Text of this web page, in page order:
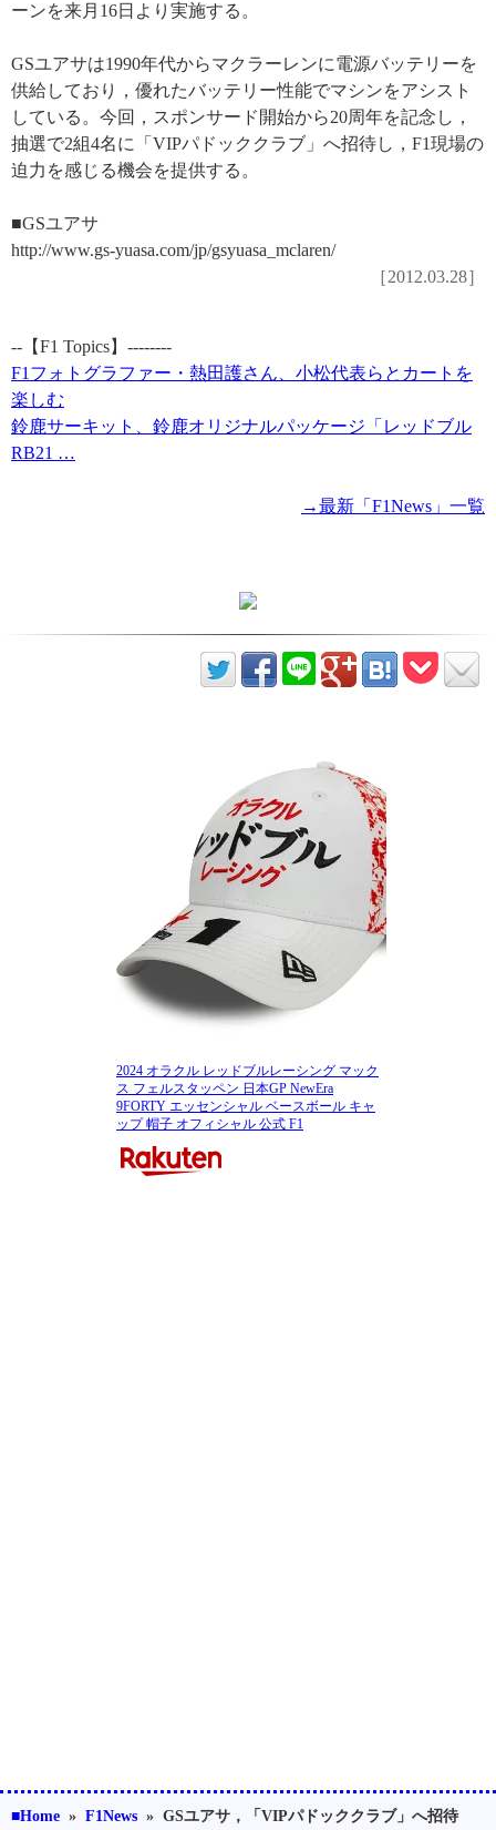
ーンを来月16日より実施する。
GSユアサは1990年代からマクラーレンに電源バッテリーを
供給しており，優れたバッテリー性能でマシンをアシスト
している。今回，スポンサード開始から20周年を記念し，
抽選で2組4名に「VIPパドッククラブ」へ招待し，F1現場の
迫力を感じる機会を提供する。
■GSユアサ
http://www.gs-yuasa.com/jp/gsyuasa_mclaren/
［2012.03.28］
--【F1 Topics】--------
F1フォトグラファー・熱田護さん、小松代表らとカートを
楽しむ
鈴鹿サーキット、鈴鹿オリジナルパッケージ「レッドブル
RB21 …
→最新「F1News」一覧
2024 オラクル レッドブルレーシング マック
ス フェルスタッペン 日本GP NewEra
9FORTY エッセンシャル ベースボール キャ
ップ 帽子 オフィシャル 公式 F1
■Home » F1News » GSユアサ，「VIPパドッククラブ」へ招待